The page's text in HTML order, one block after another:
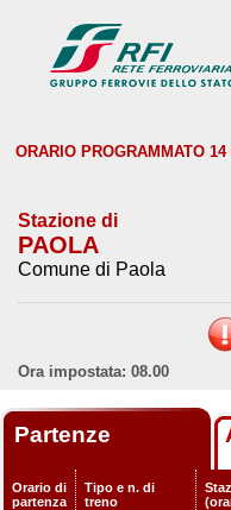
ORARIO PROGRAMMATO
Stazione di
PAOLA
Comune di Paola
Ora impostata: 08.00
Partenze
Orario di
partenza
Tipo e n. di
treno